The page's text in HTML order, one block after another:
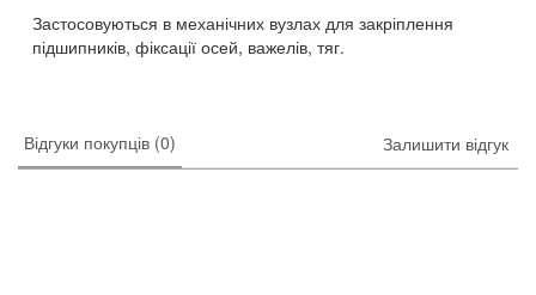
Застосовуються в механічних вузлах для закріплення
підшипників, фіксації осей, важелів, тяг.
Відгуки покупців (0) Залишити відгук